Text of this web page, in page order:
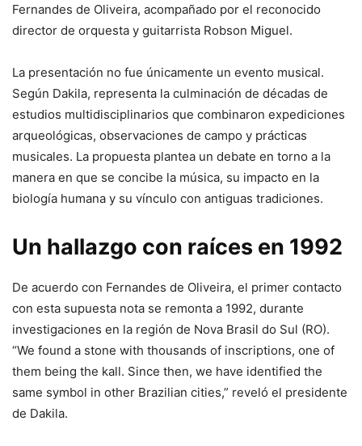
Fernandes de Oliveira, acompañado por el reconocido
director de orquesta y guitarrista Robson Miguel.
La presentación no fue únicamente un evento musical.
Según Dakila, representa la culminación de décadas de
estudios multidisciplinarios que combinaron expediciones
arqueológicas, observaciones de campo y prácticas
musicales. La propuesta plantea un debate en torno a la
manera en que se concibe la música, su impacto en la
biología humana y su vínculo con antiguas tradiciones.
Un hallazgo con raíces en 1992
De acuerdo con Fernandes de Oliveira, el primer contacto
con esta supuesta nota se remonta a 1992, durante
investigaciones en la región de Nova Brasil do Sul (RO).
“We found a stone with thousands of inscriptions, one of
them being the kall. Since then, we have identified the
same symbol in other Brazilian cities,” reveló el presidente
de Dakila.